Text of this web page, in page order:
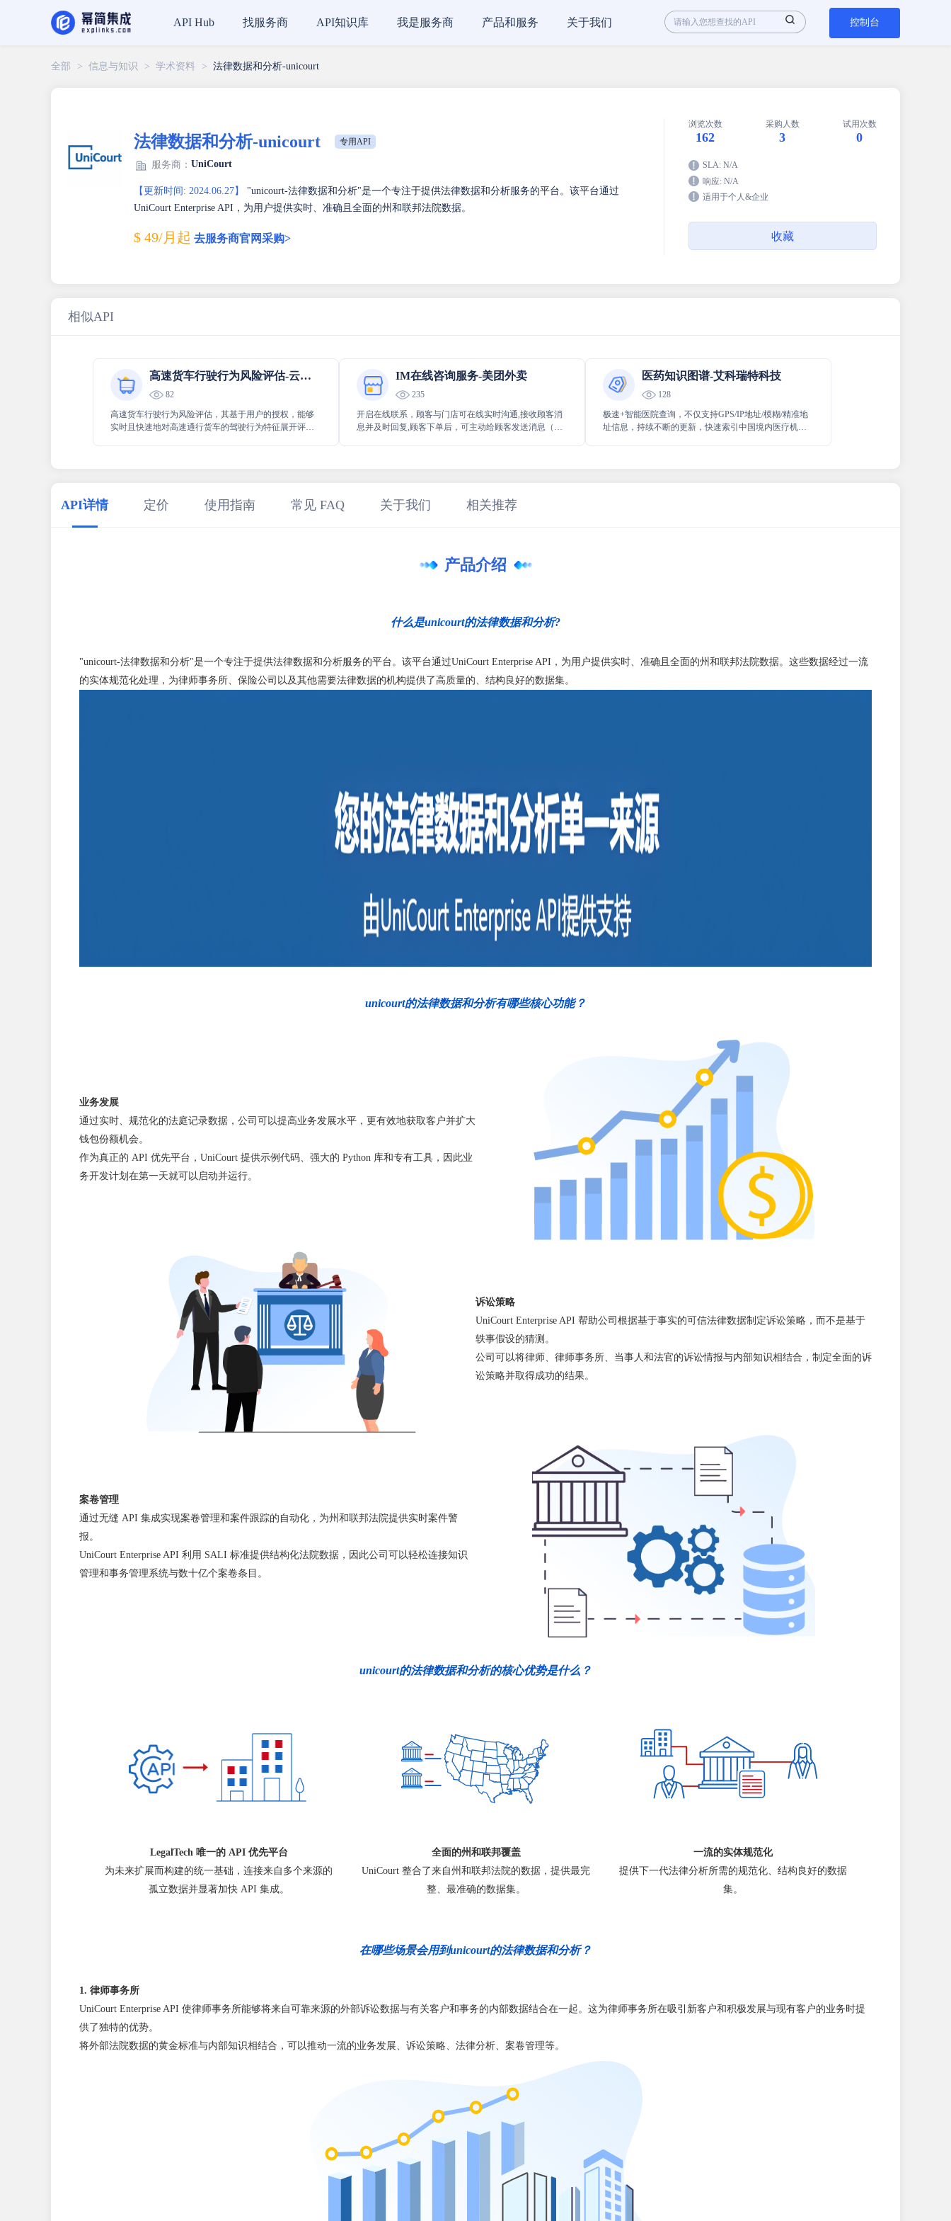
API Hub 找服务商 API知识库 我是服务商 产品和服务 关于我们 控制台
全部 > 信息与知识 > 学术资料 > 法律数据和分析-unicourt
法律数据和分析-unicourt 专用API
服务商： UniCourt
【更新时间: 2024.06.27】
"unicourt-法律数据和分析"是一个专注于提供法律数据和分析服务的平台。该平台通过
UniCourt Enterprise API，为用户提供实时、准确且全面的州和联邦法院数据。
$ 49/月起 去服务商官网采购>
浏览次数
162
采购人数
3
试用次数
0
SLA: N/A
响应: N/A
适用于个人&企业
收藏
相似API
高速货车行驶行为风险评估-云旗数据
82
高速货车行驶行为风险评估，其基于用户的授权，能够
实时且快速地对高速通行货车的驾驶行为特征展开评
IM在线咨询服务-美团外卖
235
开启在线联系，顾客与门店可在线实时沟通,接收顾客消
息并及时回复,顾客下单后，可主动给顾客发送消息（常
医药知识图谱-艾科瑞特科技
128
极速+智能医院查询，不仅支持GPS/IP地址/模糊/精准地
址信息，持续不断的更新，快速索引中国境内医疗机构
API详情 定价 使用指南 常见 FAQ 关于我们 相关推荐
产品介绍
什么是unicourt的法律数据和分析?
"unicourt-法律数据和分析"是一个专注于提供法律数据和分析服务的平台。该平台通过UniCourt Enterprise API，为用户提供实时、准确且全面的州和联邦法院数据。这些数据经过一流
的实体规范化处理，为律师事务所、保险公司以及其他需要法律数据的机构提供了高质量的、结构良好的数据集。
unicourt的法律数据和分析有哪些核心功能？
业务发展
通过实时、规范化的法庭记录数据，公司可以提高业务发展水平，更有效地获取客户并扩大
钱包份额机会。
作为真正的 API 优先平台，UniCourt 提供示例代码、强大的 Python 库和专有工具，因此业
务开发计划在第一天就可以启动并运行。
诉讼策略
UniCourt Enterprise API 帮助公司根据基于事实的可信法律数据制定诉讼策略，而不是基于
轶事假设的猜测。
公司可以将律师、律师事务所、当事人和法官的诉讼情报与内部知识相结合，制定全面的诉
讼策略并取得成功的结果。
案卷管理
通过无缝 API 集成实现案卷管理和案件跟踪的自动化，为州和联邦法院提供实时案件警
报。
UniCourt Enterprise API 利用 SALI 标准提供结构化法院数据，因此公司可以轻松连接知识
管理和事务管理系统与数十亿个案卷条目。
unicourt的法律数据和分析的核心优势是什么？
LegalTech 唯一的 API 优先平台
为未来扩展而构建的统一基础，连接来自多个来源的
孤立数据并显著加快 API 集成。
全面的州和联邦覆盖
UniCourt 整合了来自州和联邦法院的数据，提供最完
整、最准确的数据集。
一流的实体规范化
提供下一代法律分析所需的规范化、结构良好的数据
集。
在哪些场景会用到unicourt的法律数据和分析？
1. 律师事务所
UniCourt Enterprise API 使律师事务所能够将来自可靠来源的外部诉讼数据与有关客户和事务的内部数据结合在一起。这为律师事务所在吸引新客户和积极发展与现有客户的业务时提
供了独特的优势。
将外部法院数据的黄金标准与内部知识相结合，可以推动一流的业务发展、诉讼策略、法律分析、案卷管理等。